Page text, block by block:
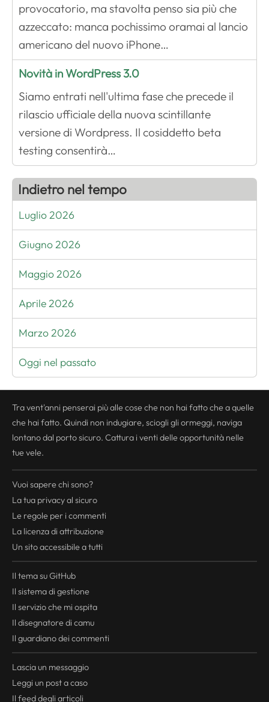
provocatorio, ma stavolta penso sia più che
azzeccato: manca pochissimo oramai al lancio
americano del nuovo iPhone…
Novità in WordPress 3.0
Siamo entrati nell'ultima fase che precede il
rilascio ufficiale della nuova scintillante
versione di Wordpress. Il cosiddetto beta
testing consentirà…
Indietro nel tempo
Luglio 2026
Giugno 2026
Maggio 2026
Aprile 2026
Marzo 2026
Oggi nel passato
Tra vent'anni penserai più alle cose che non hai fatto che a quelle
che hai fatto. Quindi non indugiare, sciogli gli ormeggi, naviga
lontano dal porto sicuro. Cattura i venti delle opportunità nelle
tue vele.
Vuoi sapere chi sono?
La tua privacyal sicuro
Le regole per i commenti
La licenza di attribuzione
Un sito accessibile a tutti
Il tema su GitHub
Il sistema di gestione
Il servizio che mi ospita
Il disegnatore di camu
Il guardiano dei commenti
Lascia un messaggio
Leggi un post a caso
Il feeddegli articoli